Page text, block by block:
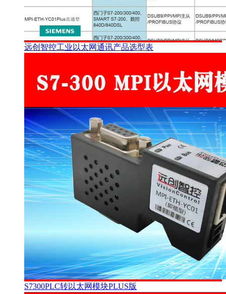
远创智控工业以太网通讯产品选型表
S7300PLC转以太网模块PLUS版